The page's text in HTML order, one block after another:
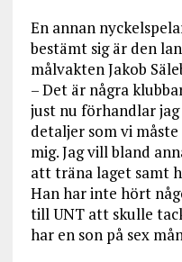
En annan
bestämt sig är den
målvakten Jakob
– Det är några
just nu förhandlar
detaljer som vi
mig. Jag vill bland
att träna laget samt
Han har inte hört
till UNT att skulle
har en son på sex